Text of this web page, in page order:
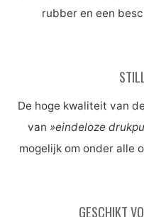
rubber en een
De hoge kwaliteit van
van »eindeloze
mogelijk om onder alle
GESCHIKT